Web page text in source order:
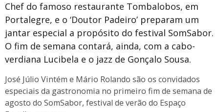
Chef do famoso restaurante Tombalobos, em
Portalegre, e o ‘Doutor Padeiro’ preparam um
jantar especial a propósito do festival SomSabor.
O fim de semana contará, ainda, com a cabo-
verdiana Lucibela e o jazz de Gonçalo Sousa.
José Júlio Vintém e Mário Rolando são os convidados
especiais da gastronomia no primeiro fim de semana de
agosto do SomSabor, festival de verão do Espaço